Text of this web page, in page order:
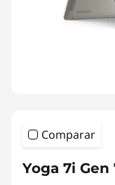
Comparar
Yoga 7i